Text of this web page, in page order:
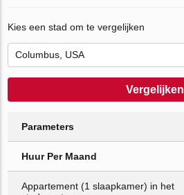
Kies een stad om te vergelijken
Vergelijken
Parameters
Huur Per Maand
Appartement (1 slaapkamer) in het